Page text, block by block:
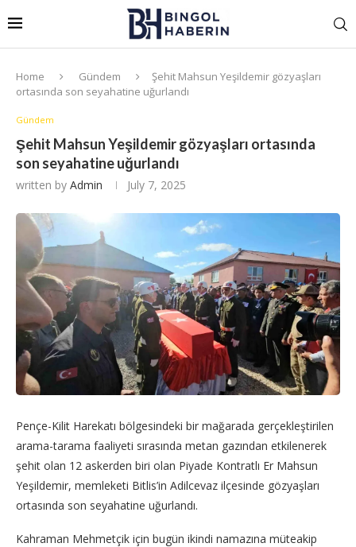
Home Gündem
Şehit Mahsun Yeşildemir gözyaşları
ortasında son seyahatine uğurlandı
Gündem
Şehit Mahsun Yeşildemir gözyaşları ortasında
son seyahatine uğurlandı
written by Admin July 7, 2025
Pençe-Kilit Harekatı bölgesindeki bir mağarada gerçekleştirilen
arama-tarama faaliyeti sırasında metan gazından etkilenerek
şehit olan 12 askerden biri olan Piyade Kontratlı Er Mahsun
Yeşildemir, memleketi Bitlis’in Adilcevaz ilçesinde gözyaşları
ortasında son seyahatine uğurlandı.
Kahraman Mehmetçik için bugün ikindi namazına müteakip